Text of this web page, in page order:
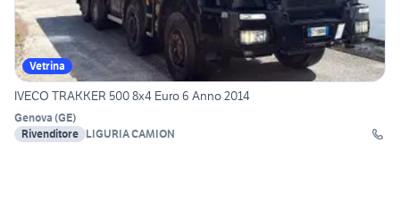
Vetrina
IVECO TRAKKER 500 8x4 Euro 6 Anno 2014
Genova (GE)
Rivenditore LIGURIA CAMION